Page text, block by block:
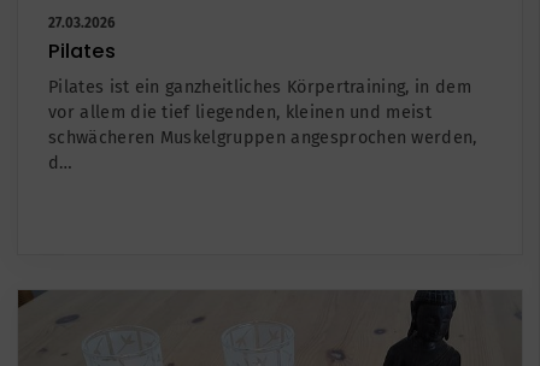
27.03.2026
Pilates
Pilates ist ein ganzheitliches Körpertraining, in dem
vor allem die tief liegenden, kleinen und meist
schwächeren Muskelgruppen angesprochen werden,
d…